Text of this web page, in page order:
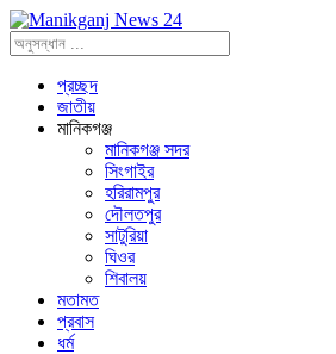
প্রচ্ছদ
জাতীয়
মানিকগঞ্জ
মানিকগঞ্জ সদর
সিংগাইর
হরিরামপুর
দৌলতপুর
সাটুরিয়া
ঘিওর
শিবালয়
মতামত
প্রবাস
ধর্ম